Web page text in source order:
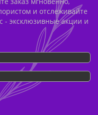
и отслеживайте
- эксклюзивные акции и